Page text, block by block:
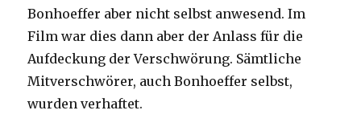
Bonhoeffer aber nicht selbst anwesend. Im
Film war dies dann aber der Anlass für die
Aufdeckung der Verschwörung. Sämtliche
Mitverschwörer, auch Bonhoeffer selbst,
wurden verhaftet.